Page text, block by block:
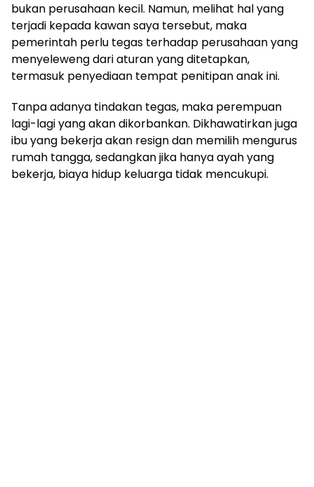
bukan perusahaan kecil. Namun, melihat hal yang
terjadi kepada kawan saya tersebut, maka
pemerintah perlu tegas terhadap perusahaan yang
menyeleweng dari aturan yang ditetapkan,
termasuk penyediaan tempat penitipan anak ini.
Tanpa adanya tindakan tegas, maka perempuan
lagi-lagi yang akan dikorbankan. Dikhawatirkan juga
ibu yang bekerja akan resign dan memilih mengurus
rumah tangga, sedangkan jika hanya ayah yang
bekerja, biaya hidup keluarga tidak mencukupi.